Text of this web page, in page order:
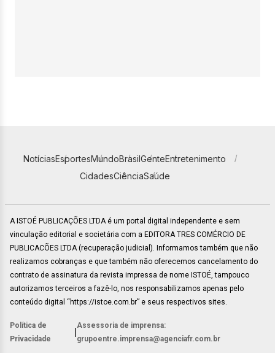
NotíciasEsportesMundoBrasilGenteEntretenimento
CidadesCiênciaSaúde
A ISTOÉ PUBLICAÇÕES LTDA é um portal digital independente e sem
vinculação editorial e societária com a EDITORA TRES COMÉRCIO DE
PUBLICACÕES LTDA (recuperação judicial). Informamos também que não
realizamos cobranças e que também não oferecemos cancelamento do
contrato de assinatura da revista impressa de nome ISTOÉ, tampouco
autorizamos terceiros a fazê-lo, nos responsabilizamos apenas pelo
conteúdo digital “https://istoe.com.br” e seus respectivos sites.
Política de
Privacidade
Assessoria de imprensa:
grupoentre.imprensa@agenciafr.com.br